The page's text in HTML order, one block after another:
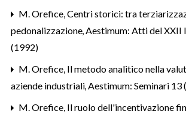
M. Orefice,Centri storici: tra
pedonalizzazione,Aestimum: Atti del XXII
(1992)
M. Orefice, Il metodo analitico nella
aziende industriali,Aestimum: Seminari 13
M. Orefice, Il ruolo dell'incentivazione